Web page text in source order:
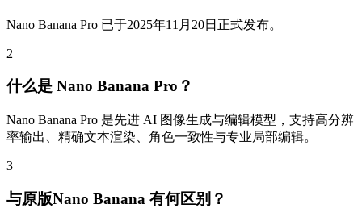
Nano Banana Pro 已于2025年11月20日正式发布。
2
什么是 Nano Banana Pro？
Nano Banana Pro 是先进 AI 图像生成与编辑模型，支持高分辨
率输出、精确文本渲染、角色一致性与专业局部编辑。
3
与原版Nano Banana 有何区别？